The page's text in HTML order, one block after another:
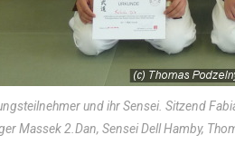
und ihr Sensei. Sitzend
Massek 2.Dan, Sensei Dell Hamby,